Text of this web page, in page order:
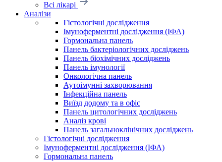
Всі лікарі
Аналізи
Гістологічні дослідження
Імуноферментні дослідження (ІФА)
Гормональна панель
Панель бактеріологічних досліджень
Панель біохімічних досліджень
Панель імунології
Онкологічна панель
Аутоімунні захворювання
Інфекційна панель
Виїзд додому та в офіс
Панель цитологічних досліджень
Аналіз крові
Панель загальноклінічних досліджень
Гістологічні дослідження
Імуноферментні дослідження (ІФА)
Гормональна панель